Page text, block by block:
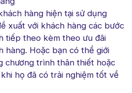
hàng hiện tại sử dụng
xuất với khách hàng các bước
tiếp theo kèm theo ưu đãi
hàng. Hoặc bạn có thể giới
chương trình thân thiết hoặc
họ đã có trải nghiệm tốt về